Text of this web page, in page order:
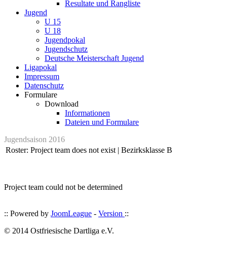
Resultate und Rangliste
Jugend
U 15
U 18
Jugendpokal
Jugendschutz
Deutsche Meisterschaft Jugend
Ligapokal
Impressum
Datenschutz
Formulare
Download
Informationen
Dateien und Formulare
Jugendsaison 2016
Roster: Project team does not exist | Bezirksklasse B
Project team could not be determined
:: Powered by JoomLeague - Version ::
© 2014 Ostfriesische Dartliga e.V.